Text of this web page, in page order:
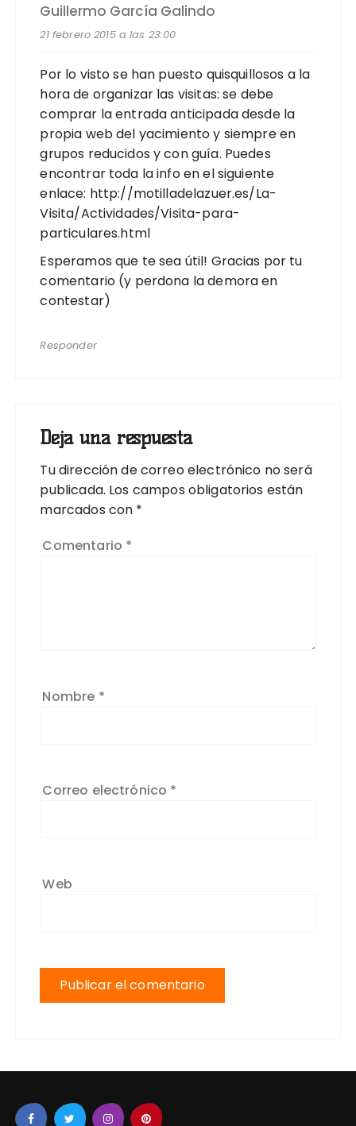
Guillermo García Galindo
21 febrero 2015 a las 23:00
Por lo visto se han puesto quisquillosos a la
hora de organizar las visitas: se debe
comprar la entrada anticipada desde la
propia web del yacimiento y siempre en
grupos reducidos y con guía. Puedes
encontrar toda la info en el siguiente
enlace: http://motilladelazuer.es/La-
Visita/Actividades/Visita-para-
particulares.html
Esperamos que te sea útil! Gracias por tu
comentario (y perdona la demora en
contestar)
Responder
Deja una respuesta
Tu dirección de correo electrónico no será
publicada. Los campos obligatorios están
marcados con *
Comentario *
Nombre *
Correo electrónico *
Web